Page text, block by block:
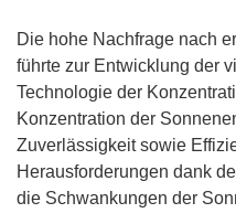
Die hohe Nachfrage nach
führte zur Entwicklung der
Technologie der
Konzentration der
Zuverlässigkeit sowie
Herausforderungen dank
die Schwankungen der